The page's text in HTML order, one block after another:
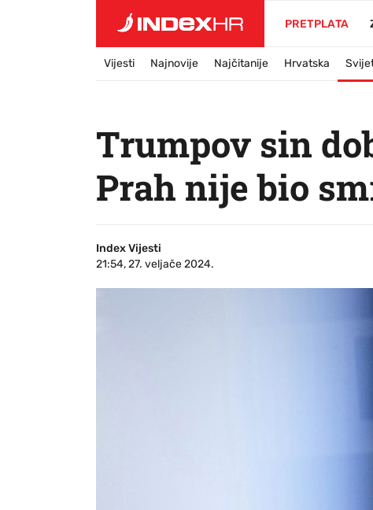
PRETPLATA
Vijesti Najnovije Najčitanije Hrvatska
Trumpov sin
Prah nije bio
Index Vijesti
21:54, 27. veljače 2024.